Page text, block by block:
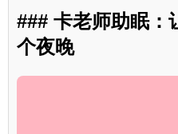
### 卡老师助眠：
个夜晚